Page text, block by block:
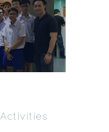
Activities